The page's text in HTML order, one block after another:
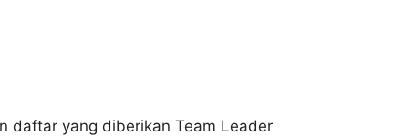
daftar yang diberikan Team Leader